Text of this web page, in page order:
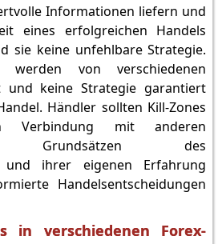
Informationen liefern und
eines erfolgreichen Handels
sie keine unfehlbare Strategie.
werden von verschiedenen
und keine Strategie garantiert
Händler sollten Kill-Zones
Verbindung mit anderen
Grundsätzen des
und ihrer eigenen Erfahrung
Handelsentscheidungen
in verschiedenen Forex-